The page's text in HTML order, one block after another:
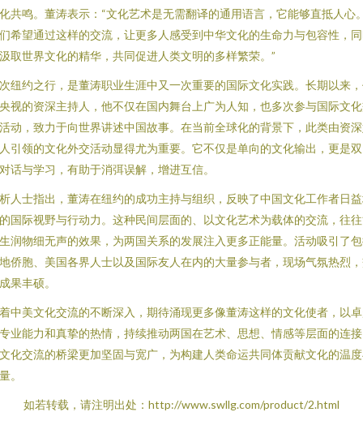
共鸣。董涛表示：“文化艺术是无需翻译的通用语言，它能够直抵人心
希望通过这样的交流，让更多人感受到中华文化的生命力与包容性，
取世界文化的精华，共同促进人类文明的多样繁荣。”
纽约之行，是董涛职业生涯中又一次重要的国际文化实践。长期以来
视的资深主持人，他不仅在国内舞台上广为人知，也多次参与国际文
动，致力于向世界讲述中国故事。在当前全球化的背景下，此类由资
引领的文化外交活动显得尤为重要。它不仅是单向的文化输出，更是
话与学习，有助于消弭误解，增进互信。
人士指出，董涛在纽约的成功主持与组织，反映了中国文化工作者日
国际视野与行动力。这种民间层面的、以文化艺术为载体的交流，往
润物细无声的效果，为两国关系的发展注入更多正能量。活动吸引了
侨胞、美国各界人士以及国际友人在内的大量参与者，现场气氛热烈
果丰硕。
中美文化交流的不断深入，期待涌现更多像董涛这样的文化使者，以
业能力和真挚的热情，持续推动两国在艺术、思想、情感等层面的连
化交流的桥梁更加坚固与宽广，为构建人类命运共同体贡献文化的温
。
如若转载，请注明出处：http://www.swllg.com/product/2.html